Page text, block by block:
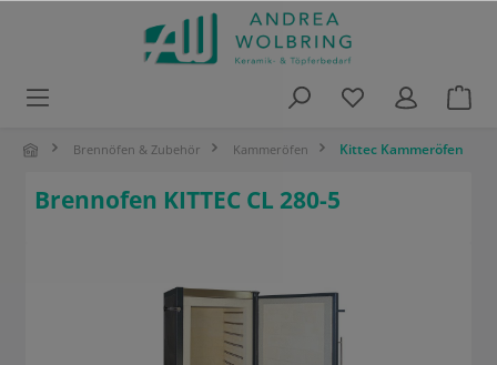
Brennöfen & Zubehör Kammeröfen Kittec Kammeröfen
Brennofen KITTEC CL 280-5